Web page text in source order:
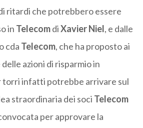
ritardi che potrebbero essere
in TelecomdiXavierNiel, e dalle
cda Telecom, che ha proposto ai
azioni di risparmio in
torri infatti potrebbe arrivare sul
straordinaria dei soci Telecom
per approvare la